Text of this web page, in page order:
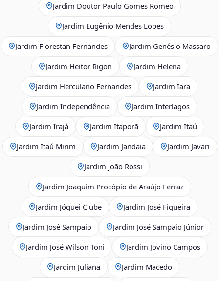
Jardim Doutor Paulo Gomes Romeo
Jardim Eugênio Mendes Lopes
Jardim Florestan Fernandes Jardim Genésio Massaro
Jardim Heitor Rigon Jardim Helena
Jardim Herculano Fernandes Jardim Iara
Jardim Independência Jardim Interlagos
Jardim Irajá Jardim Itaporã Jardim Itaú
Jardim Itaú Mirim Jardim Jandaia Jardim Javari
Jardim João Rossi
Jardim Joaquim Procópio de Araújo Ferraz
Jardim Jóquei Clube Jardim José Figueira
Jardim José Sampaio Jardim José Sampaio Júnior
Jardim José Wilson Toni Jardim Jovino Campos
Jardim Juliana Jardim Macedo